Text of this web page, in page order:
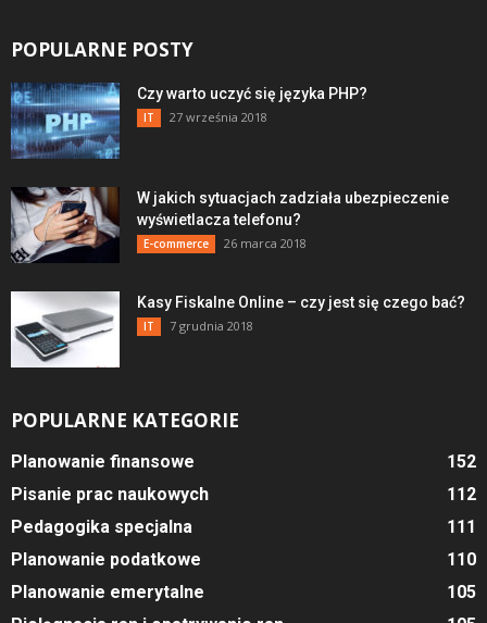
POPULARNE POSTY
Czy warto uczyć się języka PHP?
IT 27 września 2018
W jakich sytuacjach zadziała ubezpieczenie
wyświetlacza telefonu?
E-commerce 26 marca 2018
Kasy Fiskalne Online – czy jest się czego bać?
IT 7 grudnia 2018
POPULARNE KATEGORIE
Planowanie finansowe
152
Pisanie prac naukowych
112
Pedagogika specjalna
111
Planowanie podatkowe
110
Planowanie emerytalne
105